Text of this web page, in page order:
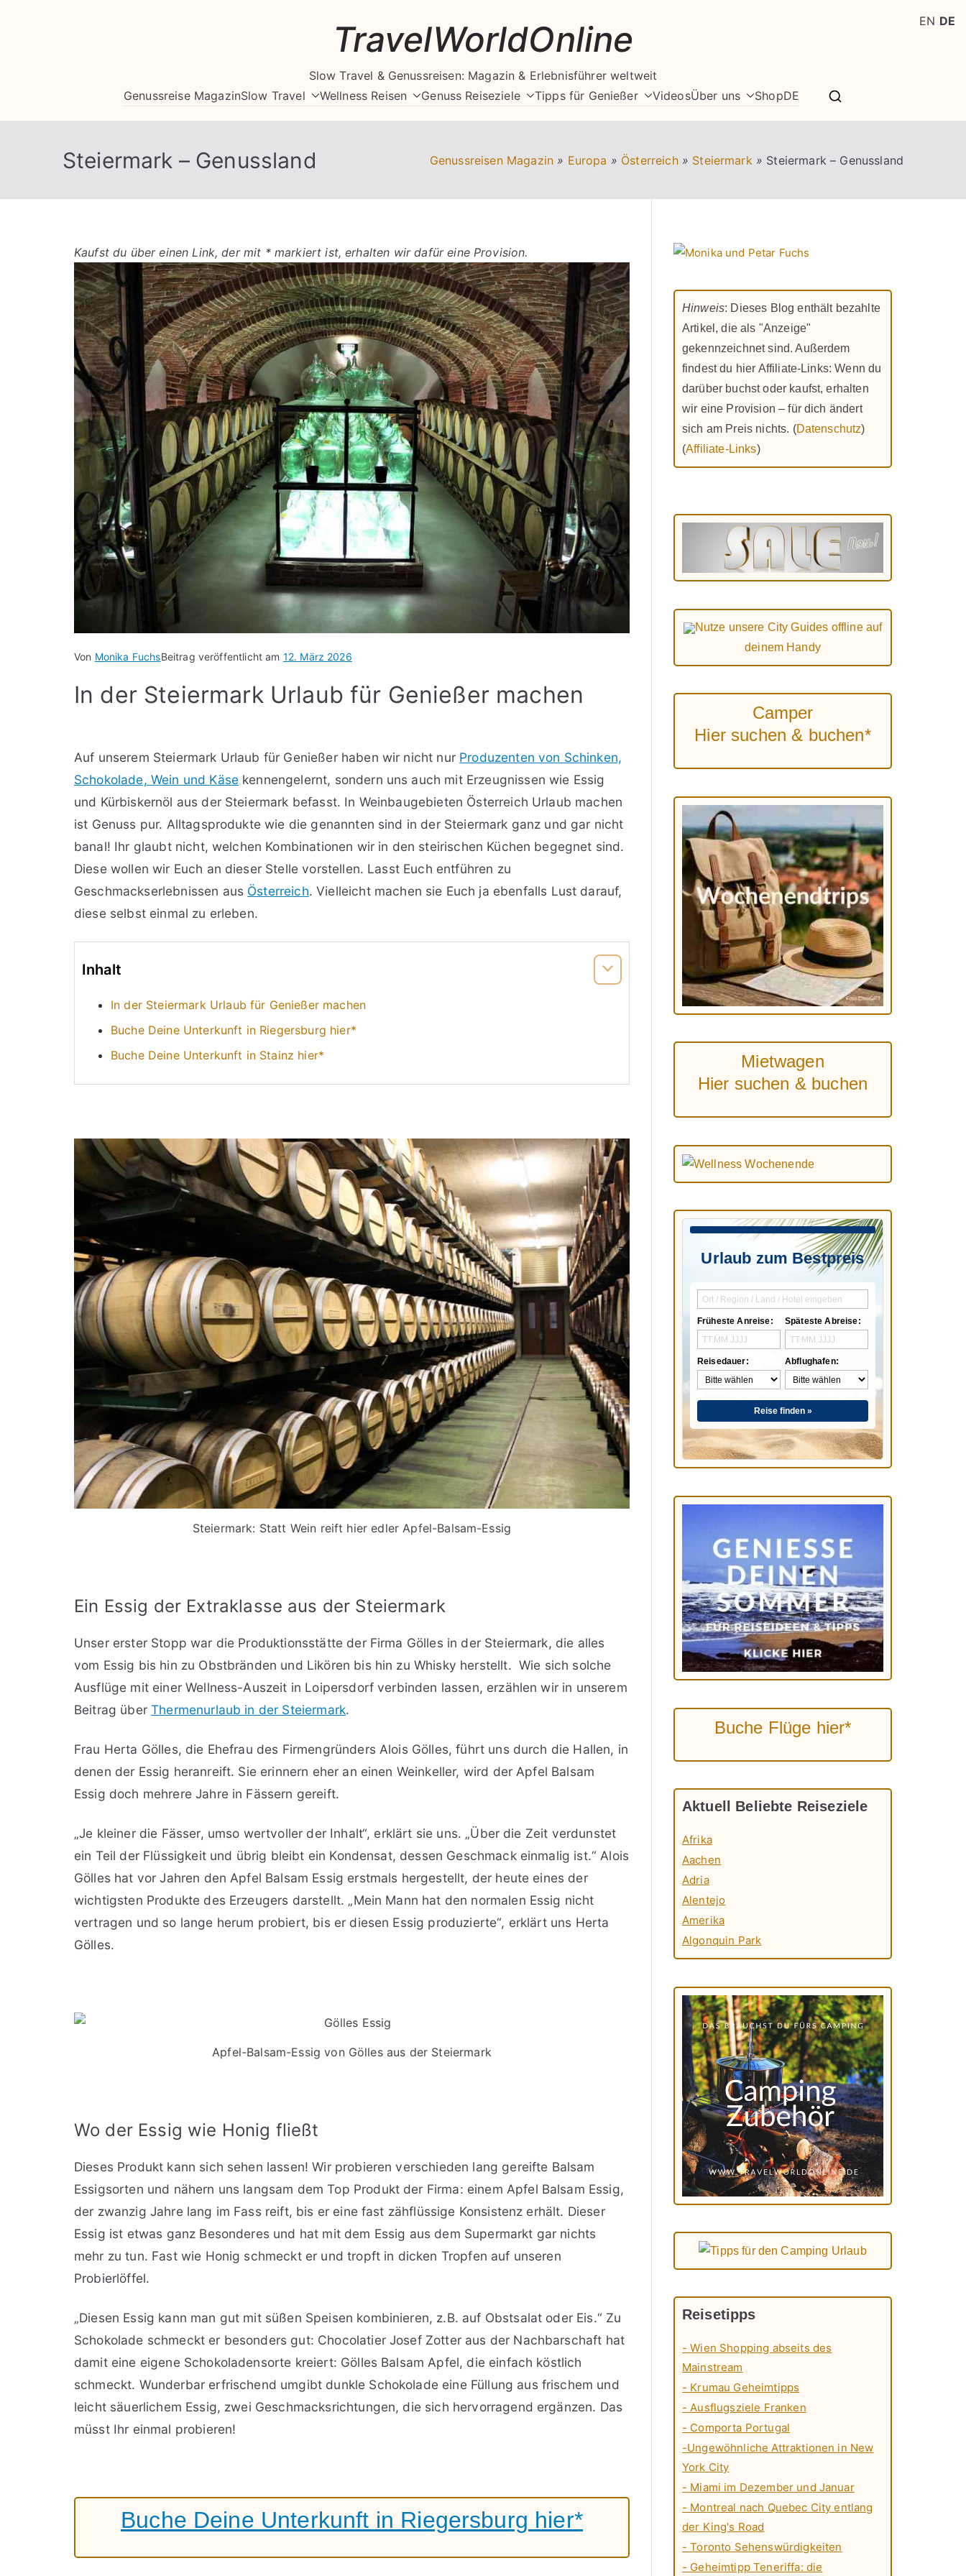
TravelWorldOnline
Slow Travel & Genussreisen: Magazin & Erlebnisführer weltweit
Genussreise MagazinSlow Travel Wellness Reisen Genuss Reiseziele Tipps für Genießer VideosÜber uns ShopDE
Steiermark – Genussland Genussreisen Magazin » Europa » Österreich » Steiermark » Steiermark – Genussland
Kaufst du über einen Link, der mit * markiert ist, erhalten wir dafür eine Provision.
Von Monika FuchsBeitrag veröffentlicht am 12. März 2026
In der Steiermark Urlaub für Genießer machen
Auf unserem Steiermark Urlaub für Genießer haben wir nicht nur Produzenten von Schinken,
Schokolade, Wein und Käse kennengelernt, sondern uns auch mit Erzeugnissen wie Essig
und Kürbiskernöl aus der Steiermark befasst. In Weinbaugebieten Österreich Urlaub machen
ist Genuss pur. Alltagsprodukte wie die genannten sind in der Steiermark ganz und gar nicht
banal! Ihr glaubt nicht, welchen Kombinationen wir in den steirischen Küchen begegnet sind.
Diese wollen wir Euch an dieser Stelle vorstellen. Lasst Euch entführen zu
Geschmackserlebnissen aus Österreich. Vielleicht machen sie Euch ja ebenfalls Lust darauf,
diese selbst einmal zu erleben.
Inhalt
In der Steiermark Urlaub für Genießer machen
Buche Deine Unterkunft in Riegersburg hier*
Buche Deine Unterkunft in Stainz hier*
Steiermark: Statt Wein reift hier edler Apfel-Balsam-Essig
Ein Essig der Extraklasse aus der Steiermark
Unser erster Stopp war die Produktionsstätte der Firma Gölles in der Steiermark, die alles
vom Essig bis hin zu Obstbränden und Likören bis hin zu Whisky herstellt. Wie sich solche
Ausflüge mit einer Wellness-Auszeit in Loipersdorf verbinden lassen, erzählen wir in unserem
Beitrag überThermenurlaub in der Steiermark.
Frau Herta Gölles, die Ehefrau des Firmengründers Alois Gölles, führt uns durch die Hallen, in
denen der Essig heranreift. Sie erinnern eher an einen Weinkeller, wird der Apfel Balsam
Essig doch mehrere Jahre in Fässern gereift.
„Je kleiner die Fässer, umso wertvoller der Inhalt“, erklärt sie uns. „Über die Zeit verdunstet
ein Teil der Flüssigkeit und übrig bleibt ein Kondensat, dessen Geschmack einmalig ist.“ Alois
Gölles hat vor Jahren den Apfel Balsam Essig erstmals hergestellt, der heute eines der
wichtigsten Produkte des Erzeugers darstellt. „Mein Mann hat den normalen Essig nicht
vertragen und so lange herum probiert, bis er diesen Essig produzierte“, erklärt uns Herta
Gölles.
Apfel-Balsam-Essig von Gölles aus der Steiermark
Wo der Essig wie Honig fließt
Dieses Produkt kann sich sehen lassen! Wir probieren verschieden lang gereifte Balsam
Essigsorten und nähern uns langsam dem Top Produkt der Firma: einem Apfel Balsam Essig,
der zwanzig Jahre lang im Fass reift, bis er eine fast zähflüssige Konsistenz erhält. Dieser
Essig ist etwas ganz Besonderes und hat mit dem Essig aus dem Supermarkt gar nichts
mehr zu tun. Fast wie Honig schmeckt er und tropft in dicken Tropfen auf unseren
Probierlöffel.
„Diesen Essig kann man gut mit süßen Speisen kombinieren, z.B. auf Obstsalat oder Eis.“ Zu
Schokolade schmeckt er besonders gut: Chocolatier Josef Zotter aus der Nachbarschaft hat
damit eine eigene Schokoladensorte kreiert: Gölles Balsam Apfel, die einfach köstlich
schmeckt. Wunderbar erfrischend umgibt dunkle Schokolade eine Füllung aus frischem und
leicht säuerlichem Essig, zwei Geschmacksrichtungen, die sich hervorragend ergänzen. Das
müsst Ihr einmal probieren!
Buche Deine Unterkunft in Riegersburg hier*
Hinweis: Dieses Blog enthält bezahlte
Artikel, die als "Anzeige"
gekennzeichnet sind. Außerdem
findest du hier Affiliate-Links: Wenn du
darüber buchst oder kaufst, erhalten
wir eine Provision – für dich ändert
sich am Preis nichts. (Datenschutz)
(Affiliate-Links)
Nutze unsere City Guides offline auf
deinem Handy
Camper
Hier suchen & buchen*
Mietwagen
Hier suchen & buchen
Urlaub zum Bestpreis
Früheste Anreise:
Reisedauer:
Späteste Abreise:
Abflughafen:
Reise finden »
Buche Flüge hier*
Aktuell Beliebte Reiseziele
Afrika
Aachen
Adria
Alentejo
Amerika
Algonquin Park
Reisetipps
- Wien Shopping abseits des
Mainstream
- Krumau Geheimtipps
- Ausflugsziele Franken
- Comporta Portugal
-Ungewöhnliche Attraktionen in New
York City
- Miami im Dezember und Januar
- Montreal nach Quebec City entlang
der King's Road
- Toronto Sehenswürdigkeiten
- Geheimtipp Teneriffa: die
EN DE